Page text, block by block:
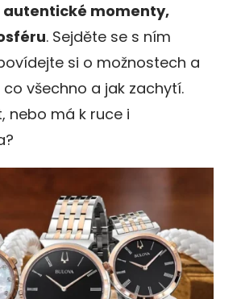
autentické momenty,
. Sejděte se s ním
si o možnostech a
všechno a jak zachytí.
nebo má k ruce i